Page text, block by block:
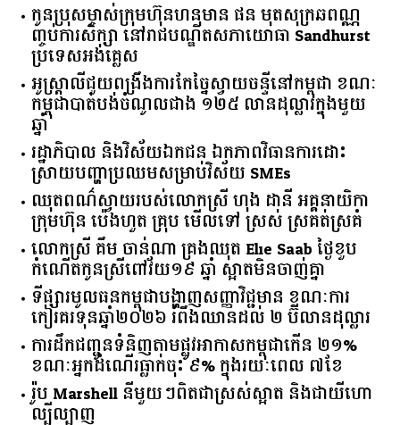
កូនប្រុសម្ចាស់ក្រុមហ៊ុនហនុមាន ផន មុតសុក្រឆពណ្ណ
ញ្ចប់ការសិក្សា នៅរាជបណ្ឌិតសភាយោធា Sandhurst
ប្រទេសអង់គ្លេស
អូស្ត្រាលី​ជួយ​ពង្រឹង​ការ​កែច្នៃ​ស្វាយចន្ទី​នៅ​កម្ពុជា​ ​ខណៈ​
កម្ពុជា​បាត់បង់​ចំណូល​ជាង​ ​១២៥​ ​លាន​ដុល្លារ​ក្នុង​មួយ​
ឆ្នាំ​
រដ្ឋាភិបាល​ ​និង​វិស័យ​ឯកជន ​ឯកភាព​វិធានការ​ដោះ
ស្រាយ​បញ្ហា​ប្រឈម​​សម្រាប់​វិស័យ​ ​SMEs​
ឈុតពណ៌ស្វាយរបស់លោកស្រី ហុង ដានី អគ្គ​នាយិកា​
ក្រុមហ៊ុន ប៉េងហួត គ្រុប មើលទៅ ស្រស់ ស្រគត់ស្រគំ
លោកស្រី គឹម ចាន់ណា គ្រងឈុត Elie Saab ថ្ងៃខួប
កំណើតកូនស្រីពៅវ័យ១៩ ឆ្នាំ ស្អាតមិនចាញ់គ្នា
ទីផ្សារ​មូលធន​កម្ពុជា​បង្ហាញ​សញ្ញា​វិជ្ជមាន​ ​ខណៈ​ការ​
កៀរគរ​ទុន​ឆ្នាំ​២០២៦​ ​រំពឹង​ឈានដល់​ ​២​ ​ប៊ីលាន​ដុល្លារ​
ការដឹកជញ្ជូនទំនិញតាមផ្លូវអាកាសកម្ពុជាកើន ២១%
ខណៈអ្នកដំណើរធ្លាក់ចុះ ៩% ក្នុងរយៈពេល ៧ខែ
រ៉ូប Marshell នីមួយៗពិតជាស្រស់ស្អាត និងជាយីហោ
ល្បីល្បាញ